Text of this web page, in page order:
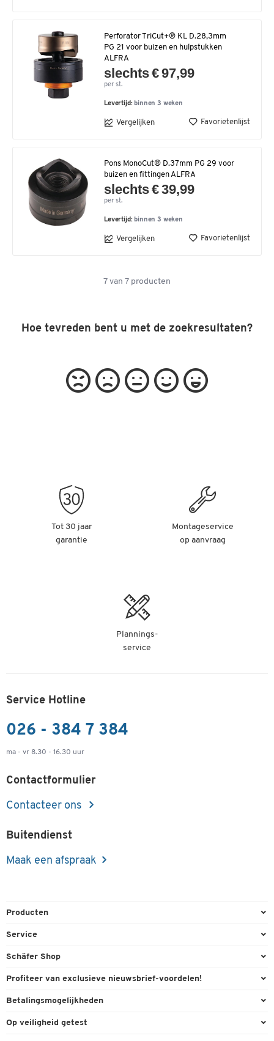
Perforator TriCut+® KL D.28,3mm
PG 21 voor buizen en hulpstukken
ALFRA
slechts € 97,99
per st.
Levertijd: binnen 3 weken
Vergelijken Favorietenlijst
Pons MonoCut® D.37mm PG 29 voor
buizen en fittingen ALFRA
slechts € 39,99
per st.
Levertijd: binnen 3 weken
Vergelijken Favorietenlijst
7 van 7 producten
Hoe tevreden bent u met de zoekresultaten?
Tot 30 jaar
garantie
Montageservice
op aanvraag
Plannings-
service
Service Hotline
026 - 384 7 384
ma - vr 8.30 - 16.30 uur
Contactformulier
Contacteer ons
Buitendienst
Maak een afspraak
Producten
Kantoorbenodigdheden
Milieutechniek
Reiniging & hygiëne
Service
Bestelling herroepen
Inkt & Toner
Schäfer Shop
Algemene voorwaarden
Online catalogi
Profiteer van exclusieve nieuwsbrief-voordelen!
Welkomstgeschenk
Betalingsmogelijkheden
Paypal
Op veiligheid getest